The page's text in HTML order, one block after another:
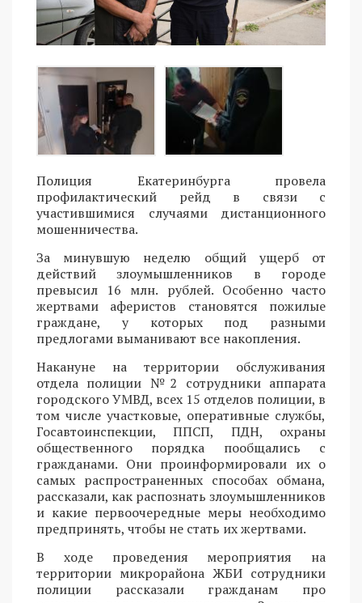
Полиция Екатеринбурга провела
профилактический рейд в связи с
участившимися случаями дистанционного
мошенничества.
За минувшую неделю общий ущерб от
действий злоумышленников в городе
превысил 16 млн. рублей. Особенно часто
жертвами аферистов становятся пожилые
граждане, у которых под разными
предлогами выманивают все накопления.
Накануне на территории обслуживания
отдела полиции №2 сотрудники аппарата
городского УМВД, всех 15 отделов полиции, в
том числе участковые, оперативные службы,
Госавтоинспекции, ППСП, ПДН, охраны
общественного порядка пообщались с
гражданами. Они проинформировали их о
самых распространенных способах обмана,
рассказали, как распознать злоумышленников
и какие первоочередные меры необходимо
предпринять, чтобы не стать их жертвами.
В ходе проведения мероприятия на
территории микрорайона ЖБИ сотрудники
полиции рассказали гражданам про